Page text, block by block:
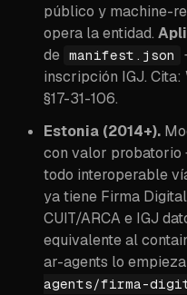
público y machine-
opera la entidad.
de manifest.json
inscripción IGJ. Cita:
§17-31-106.
Estonia (2014+).
con valor probatorio
todo interoperable
ya tiene Firma
CUIT/ARCA e IGJ
equivalente al
ar-agents lo
agents/firma-